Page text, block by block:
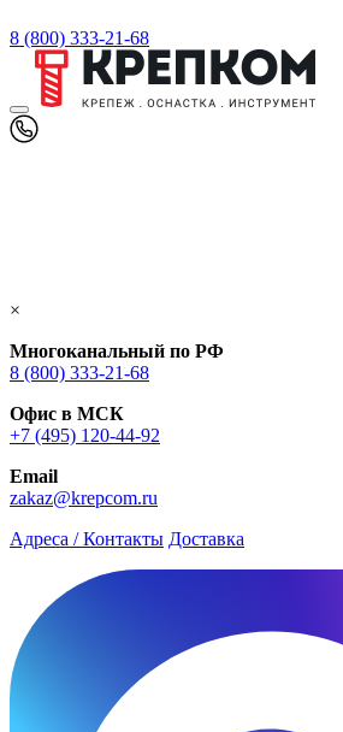
8 (800) 333-21-68
×
Многоканальный по РФ
8 (800) 333‑21-68
Офис в МСК
+7 (495) 120-44-92
Email
zakaz@krepcom.ru
Адреса / Контакты Доставка